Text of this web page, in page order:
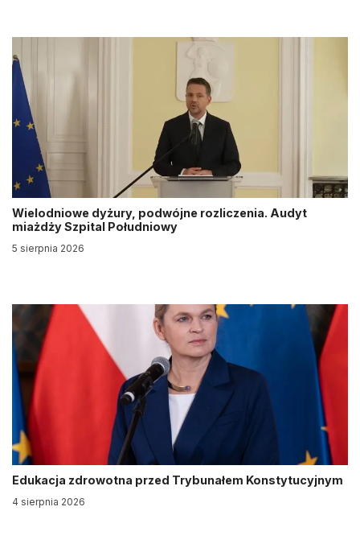
Wielodniowe dyżury, podwójne rozliczenia. Audyt
miażdży Szpital Południowy
5 sierpnia 2026
Edukacja zdrowotna przed Trybunałem Konstytucyjnym
4 sierpnia 2026